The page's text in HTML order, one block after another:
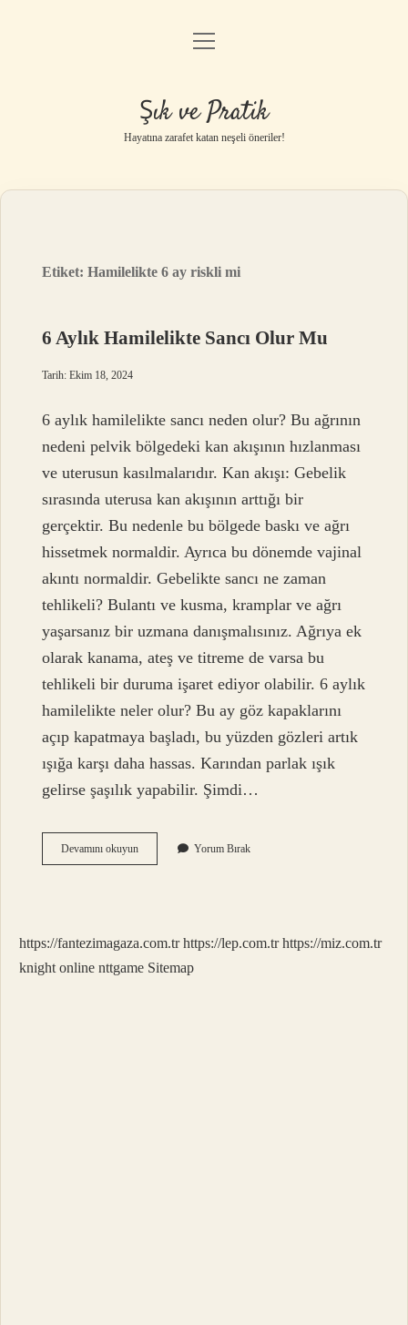
Anasayfa
Yasal Uyarı
menüyü
Şık ve Pratik
Hayatına zarafet katan neşeli öneriler!
Etiket:Hamilelikte 6 ay riskli mi
6 Aylık Hamilelikte Sancı Olur Mu
Tarih: Ekim 18, 2024
6 aylık hamilelikte sancı neden olur? Bu ağrının
nedeni pelvik bölgedeki kan akışının hızlanması
ve uterusun kasılmalarıdır. Kan akışı: Gebelik
sırasında uterusa kan akışının arttığı bir
gerçektir. Bu nedenle bu bölgede baskı ve ağrı
hissetmek normaldir. Ayrıca bu dönemde vajinal
akıntı normaldir. Gebelikte sancı ne zaman
tehlikeli? Bulantı ve kusma, kramplar ve ağrı
yaşarsanız bir uzmana danışmalısınız. Ağrıya ek
olarak kanama, ateş ve titreme de varsa bu
tehlikeli bir duruma işaret ediyor olabilir. 6 aylık
hamilelikte neler olur? Bu ay göz kapaklarını
açıp kapatmaya başladı, bu yüzden gözleri artık
ışığa karşı daha hassas. Karından parlak ışık
gelirse şaşılık yapabilir. Şimdi…
Devamını okuyun6
Aylık
Yorum Bırak
https://fantezimagaza.com.tr https://lep.com.tr https://miz.com.tr
knight online nttgame Sitemap